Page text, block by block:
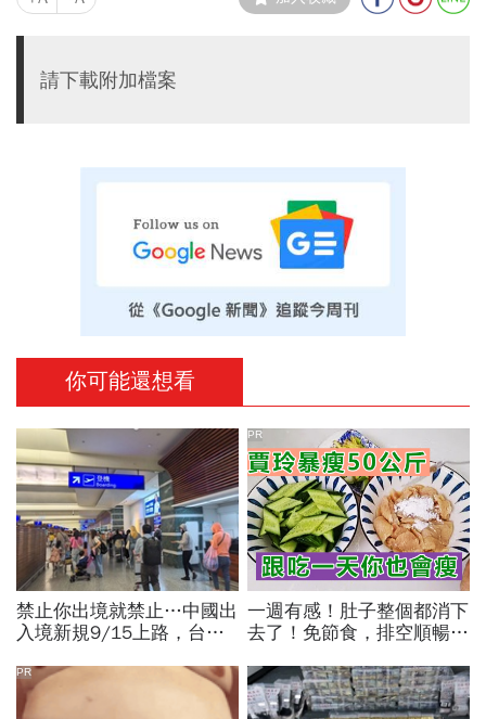
請下載附加檔案
你可能還想看
禁止你出境就禁止…中國出
入境新規9/15上路，台灣
職業特別注意：前例在這
一週有感！肚子整個都消下
去了！免節食，排空順暢就
PR
PR